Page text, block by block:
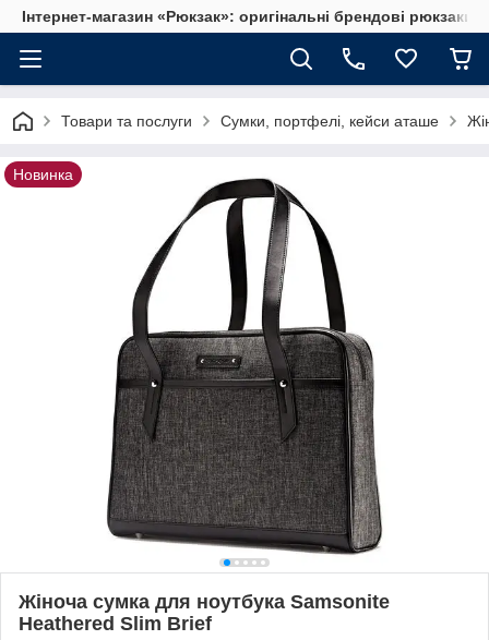
Інтернет-магазин «Рюкзак»: оригінальні брендові рюкзаки
Товари та послуги Сумки, портфелі, кейси аташе
Новинка
Жіноча сумка для ноутбука Samsonite
Heathered Slim Brief